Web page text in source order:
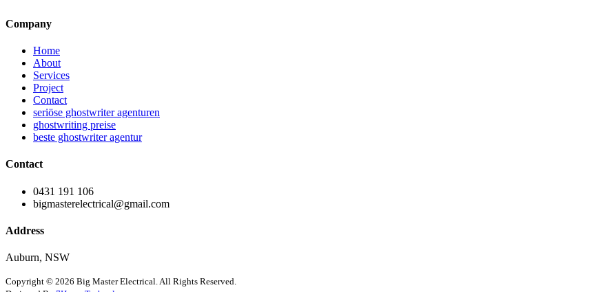
Company
Home
About
Services
Project
Contact
seriöse ghostwriter agenturen
ghostwriting preise
beste ghostwriter agentur
Contact
0431 191 106
bigmasterelectrical@gmail.com
Address
Auburn, NSW
Copyright © 2026 Big Master Electrical. All Rights Reserved.